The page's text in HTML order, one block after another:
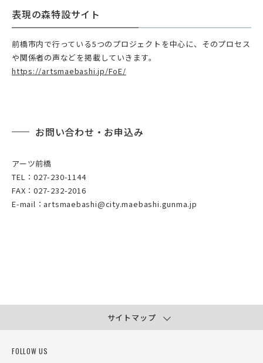
表現の森特設サイト
前橋市内で行っている5つのプロジェクトを中心に、そのプロセス
や関係者の声などを掲載していきます。
https://artsmaebashi.jp/FoE/
お問い合わせ・お申込み
アーツ前橋
TEL：027-230-1144
FAX：027-232-2016
E-mail：artsmaebashi@city.maebashi.gunma.jp
サイトマップ
FOLLOW US